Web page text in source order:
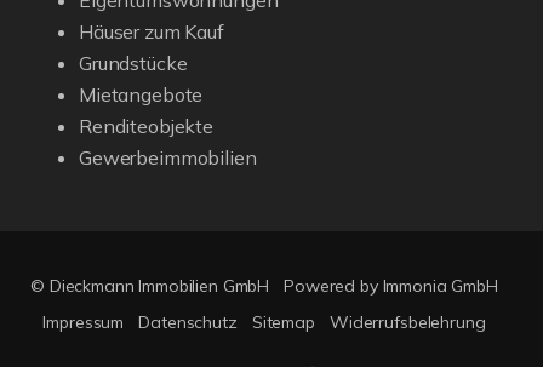
Häuser zum Kauf
Grundstücke
Mietangebote
Renditeobjekte
Gewerbeimmobilien
© Dieckmann Immobilien GmbH
Powered by Immonia GmbH
Impressum
Datenschutz Sitemap Widerrufsbelehrung